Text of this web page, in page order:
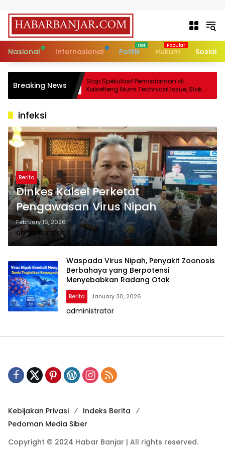
Nasional Internasional Politik Hukum Sosial
Breaking News
Jadi
Hidup
Stop Spekulasi! Pemadaman di
Kalselteng Murni Technical Issue, Stok
Batu Bara Dipastikan Aman!
infeksi
Berita
Dinkes Kalsel Perketat
Pengawasan Virus Nipah
February 16, 2026
administrator
Waspada Virus Nipah, Penyakit Zoonosis
Berbahaya yang Berpotensi
Menyebabkan Radang Otak
Berita January 30, 2026
administrator
Kebijakan Privasi
Indeks Berita
Pedoman Media Siber
Copyright © 2024 Habar Banjar | All rights reserved.